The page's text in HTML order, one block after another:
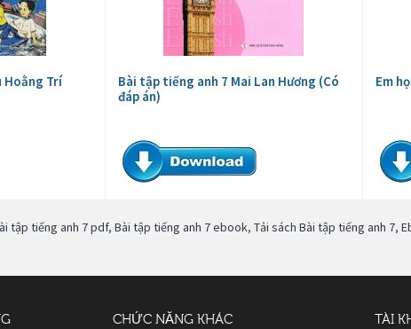
Hoằng Trí
Bài tập tiếng anh 7 Mai Lan Hương (Có
đáp án)
Em
tập tiếng anh 7 pdf, Bài tập tiếng anh 7 ebook, Tải sách Bài tập tiếng anh 7,
CHỨC NĂNG KHÁC TÀI